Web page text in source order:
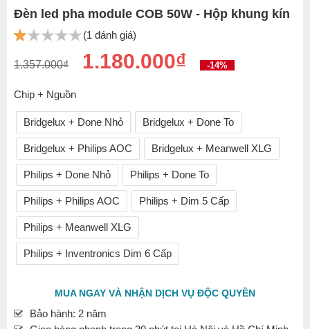
Đèn led pha module COB 50W - Hộp khung kín
(1 đánh giá)
1.357.000₫ 1.180.000₫ -14%
Chip + Nguồn
Bridgelux + Done Nhỏ Bridgelux + Done To
Bridgelux + Philips AOC Bridgelux + Meanwell XLG
Philips + Done Nhỏ Philips + Done To
Philips + Philips AOC Philips + Dim 5 Cấp
Philips + Meanwell XLG
Philips + Inventronics Dim 6 Cấp
MUA NGAY VÀ NHẬN DỊCH VỤ ĐỘC QUYỀN
Bảo hành: 2 năm